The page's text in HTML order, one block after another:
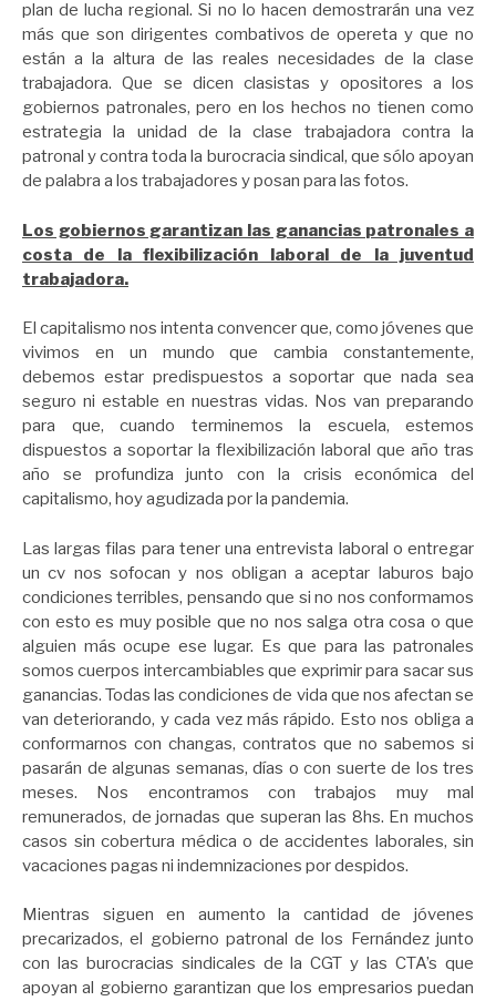
plan de lucha regional. Si no lo hacen demostrarán una vez
más que son dirigentes combativos de opereta y que no
están a la altura de las reales necesidades de la clase
trabajadora. Que se dicen clasistas y opositores a los
gobiernos patronales, pero en los hechos no tienen como
estrategia la unidad de la clase trabajadora contra la
patronal y contra toda la burocracia sindical, que sólo apoyan
de palabra a los trabajadores y posan para las fotos.
Los gobiernos garantizan las ganancias patronales a
costa de la flexibilización laboral de la juventud
trabajadora.
El capitalismo nos intenta convencer que, como jóvenes que
vivimos en un mundo que cambia constantemente,
debemos estar predispuestos a soportar que nada sea
seguro ni estable en nuestras vidas. Nos van preparando
para que, cuando terminemos la escuela, estemos
dispuestos a soportar la flexibilización laboral que año tras
año se profundiza junto con la crisis económica del
capitalismo, hoy agudizada por la pandemia.
Las largas filas para tener una entrevista laboral o entregar
un cv nos sofocan y nos obligan a aceptar laburos bajo
condiciones terribles, pensando que si no nos conformamos
con esto es muy posible que no nos salga otra cosa o que
alguien más ocupe ese lugar. Es que para las patronales
somos cuerpos intercambiables que exprimir para sacar sus
ganancias. Todas las condiciones de vida que nos afectan se
van deteriorando, y cada vez más rápido. Esto nos obliga a
conformarnos con changas, contratos que no sabemos si
pasarán de algunas semanas, días o con suerte de los tres
meses. Nos encontramos con trabajos muy mal
remunerados, de jornadas que superan las 8hs. En muchos
casos sin cobertura médica o de accidentes laborales, sin
vacaciones pagas ni indemnizaciones por despidos.
Mientras siguen en aumento la cantidad de jóvenes
precarizados, el gobierno patronal de los Fernández junto
con las burocracias sindicales de la CGT y las CTA’s que
apoyan al gobierno garantizan que los empresarios puedan